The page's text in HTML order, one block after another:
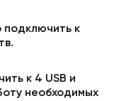
подключить к
к 4 USB и
необходимых